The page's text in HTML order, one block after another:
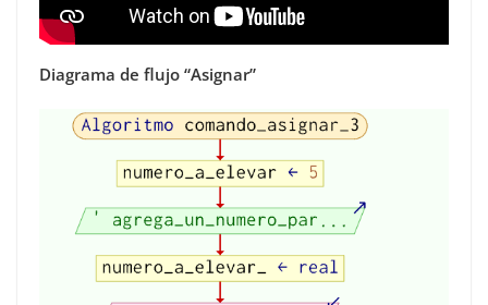
Diagrama de flujo “Asignar”